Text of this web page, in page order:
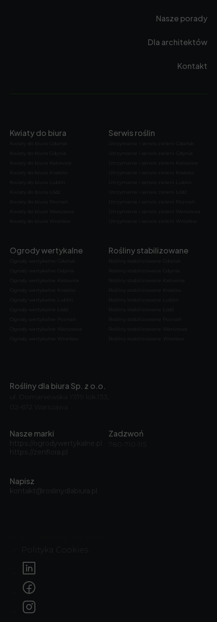
Nasze porady
Dla architektów
Kontakt
Kwiaty do biura
Kwiaty do biura Gdańsk
Kwiaty do biura Gdynia
Kwiaty do biura Katowice
Kwiaty do biura Kraków
Kwiaty do biura Lublin
Kwiaty do biura Łódź
Kwiaty do biura Poznań
Kwiaty do biura Warszawa
Kwiaty do biura Wrocław
Serwis roślin
Utrzymanie i serwis zieleni Gdańsk
Utrzymanie i serwis zieleni Gdynia
Utrzymanie i serwis zieleni Katowice
Utrzymanie i serwis zieleni Kraków
Utrzymanie i serwis zieleni Lublin
Utrzymanie i serwis zieleni Łódź
Utrzymanie i serwis zieleni Poznań
Utrzymanie i serwis zieleni Warszawa
Utrzymanie i serwis zieleni Wrocław
Ogrody wertykalne
Ogrody wertykalne Gdańsk
Ogrody wertykalne Gdynia
Ogrody wertykalne Katowice
Ogrody wertykalne Kraków
Ogrody wertykalne Lublin
Ogrody wertykalne Łódź
Ogrody wertykalne Poznań
Ogrody wertykalne Warszawa
Ogrody wertykalne Wrocław
Rośliny stabilizowane
Rośliny stabilizowane Gdańsk
Rośliny stabilizowane Gdynia
Rośliny stabilizowane Katowice
Rośliny stabilizowane Kraków
Rośliny stabilizowane Lublin
Rośliny stabilizowane Łódź
Rośliny stabilizowane Poznań
Rośliny stabilizowane Warszawa
Rośliny stabilizowane Wrocław
Rośliny dla biura Sp. z o.o.
ul. Domaniewska 17/19 lok.133,
02-672 Warszawa
Nasze marki
https://ogrodywertykalne.pl
https://zenflora.pl
Zadzwoń
780-710-115
Napisz
kontakt@roslinydlabiura.pl
Polityka Cookies